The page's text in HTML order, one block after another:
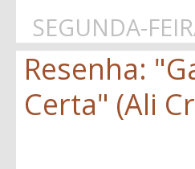
SEGUNDA-
Resenha:
Certa" (Ali